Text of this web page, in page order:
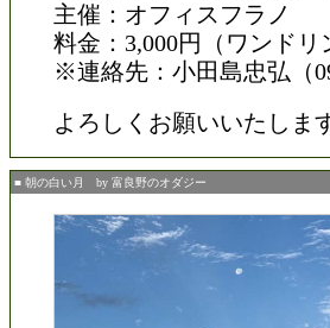
主催：オフィスフラノ
料金：3,000円（ワンドリ
※連絡先：小田島忠弘（
よろしくお願いいたしま
■ 朝の白い月 by 富良野のオダジー